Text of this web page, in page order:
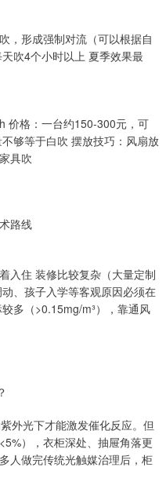
，形成强制对流（可以根据自
吹4个小时以上 夏季效果最
价格：一台约150-300元，可
够等于白吹 摆放技巧：风扇放
具吹
路线
入住 装修比较复杂（大量定制
、孩子入学等客观原因必须在
多（>0.15mg/m³），靠通风
外光下才能激发催化反应。但
），衣柜深处、抽屉角落更
做完传统光触媒治理后，柜